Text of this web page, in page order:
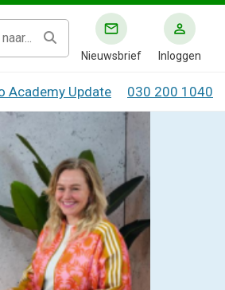
Nieuwsbrief Inloggen
Academy Update 030 200 1040